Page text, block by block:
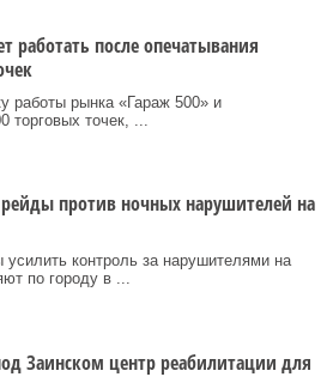
работать после опечатывания
работы рынка «Гараж 500» и
торговых точек, ...
против ночных нарушителей на
контроль за нарушителями на
по городу в ...
Заинском центр реабилитации для